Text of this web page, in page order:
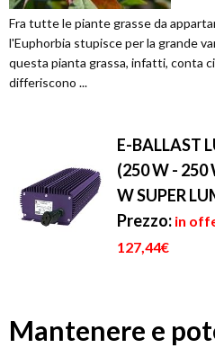
Fra tutte le piante grasse da
l'Euphorbia stupisce per la grande
questa pianta grassa, infatti, conta
differiscono ...
E-BALLAST
(250 W - 250
W SUPER
Prezzo: in
127,44€
Mantenere e